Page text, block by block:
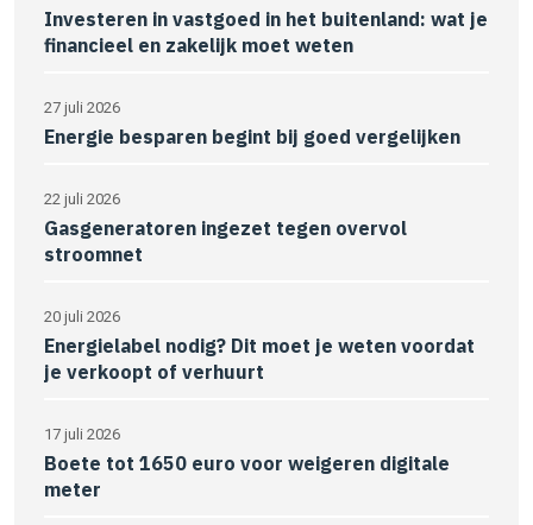
Investeren in vastgoed in het buitenland: wat je
financieel en zakelijk moet weten
27 juli 2026
Energie besparen begint bij goed vergelijken
22 juli 2026
Gasgeneratoren ingezet tegen overvol
stroomnet
20 juli 2026
Energielabel nodig? Dit moet je weten voordat
je verkoopt of verhuurt
17 juli 2026
Boete tot 1650 euro voor weigeren digitale
meter